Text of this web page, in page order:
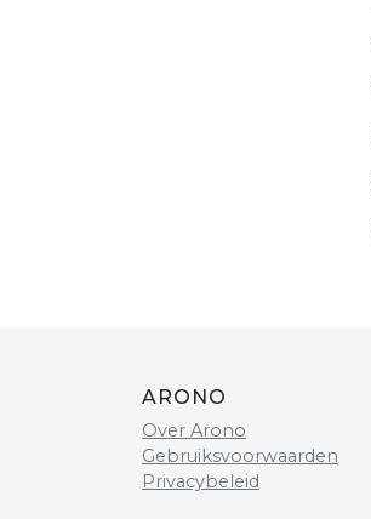
ARONO
Over Arono
Gebruiksvoorwaarden
Privacybeleid